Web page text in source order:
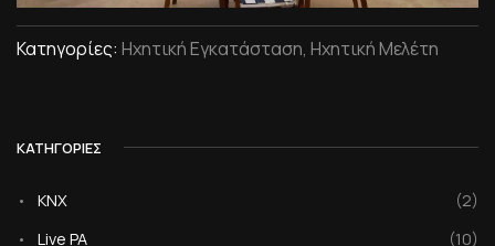
Κατηγορίες: Ηχητική Εγκατάσταση, Ηχητική Μελέτη
ΚΑΤΗΓΟΡΙΕΣ
• KNX
(2)
•
Live PA
(10)